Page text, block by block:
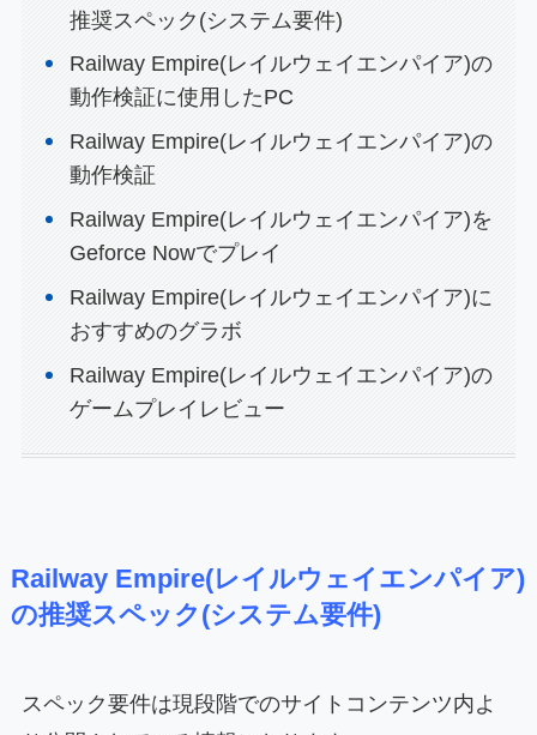
推奨スペック(システム要件)
Railway Empire(レイルウェイエンパイア)の
動作検証に使用したPC
Railway Empire(レイルウェイエンパイア)の
動作検証
Railway Empire(レイルウェイエンパイア)を
Geforce Nowでプレイ
Railway Empire(レイルウェイエンパイア)に
おすすめのグラボ
Railway Empire(レイルウェイエンパイア)の
ゲームプレイレビュー
Railway Empire(レイルウェイエンパイア)
の推奨スペック(システム要件)
スペック要件は現段階でのサイトコンテンツ内よ